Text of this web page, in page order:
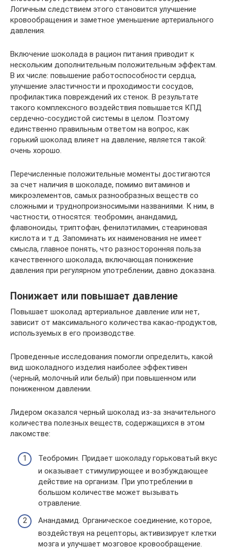
Логичным следствием этого становится улучшение
кровообращения и заметное уменьшение артериального
давления.
Включение шоколада в рацион питания приводит к
нескольким дополнительным положительным эффектам.
В их числе: повышение работоспособности сердца,
улучшение эластичности и проходимости сосудов,
профилактика повреждений их стенок. В результате
такого комплексного воздействия повышается КПД
сердечно-сосудистой системы в целом. Поэтому
единственно правильным ответом на вопрос, как
горький шоколад влияет на давление, является такой:
очень хорошо.
Перечисленные положительные моменты достигаются
за счет наличия в шоколаде, помимо витаминов и
микроэлементов, самых разнообразных веществ со
сложными и труднопроизносимыми названиями. К ним, в
частности, относятся: теобромин, анандамид,
флавоноиды, триптофан, фенилэтиламин, стеариновая
кислота и т.д. Запоминать их наименования не имеет
смысла, главное понять, что разносторонняя польза
качественного шоколада, включающая понижение
давления при регулярном употреблении, давно доказана.
Понижает или повышает давление
Повышает шоколад артериальное давление или нет,
зависит от максимального количества какао-продуктов,
используемых в его производстве.
Проведенные исследования помогли определить, какой
вид шоколадного изделия наиболее эффективен
(черный, молочный или белый) при повышенном или
пониженном давлении.
Лидером оказался черный шоколад из-за значительного
количества полезных веществ, содержащихся в этом
лакомстве:
Теобромин. Придает шоколаду горьковатый вкус
и оказывает стимулирующее и возбуждающее
действие на организм. При употреблении в
большом количестве может вызывать
отравление.
Анандамид. Органическое соединение, которое,
воздействуя на рецепторы, активизирует клетки
мозга и улучшает мозговое кровообращение.